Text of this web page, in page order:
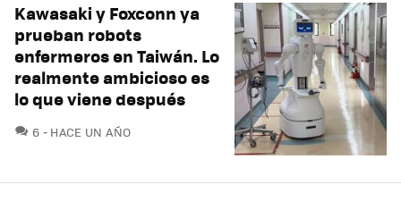
Kawasaki y Foxconn ya
prueban robots
enfermeros en Taiwán. Lo
realmente ambicioso es
lo que viene después
6 COMENTARIOS
HACE UN AÑO